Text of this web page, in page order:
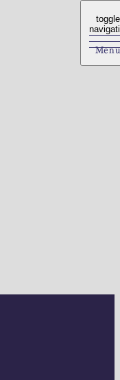
toggle
Menu
toggle
Menu